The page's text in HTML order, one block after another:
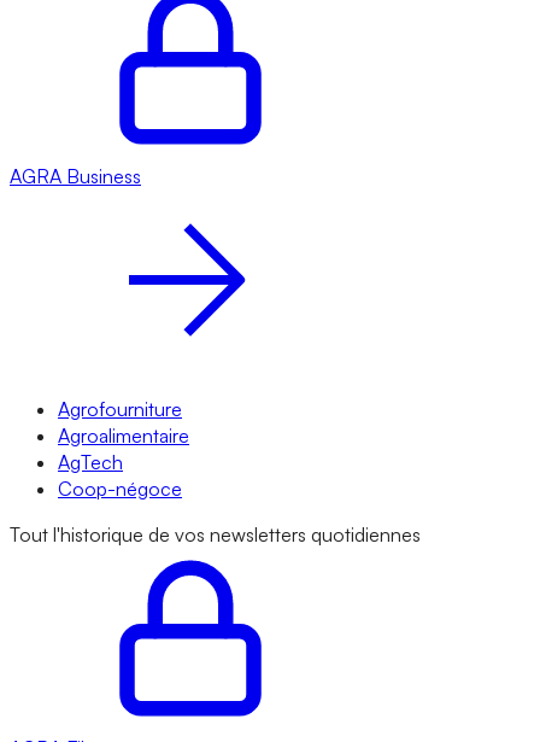
AGRA Business
Agrofourniture
Agroalimentaire
AgTech
Coop-négoce
Tout l'historique de vos newsletters quotidiennes